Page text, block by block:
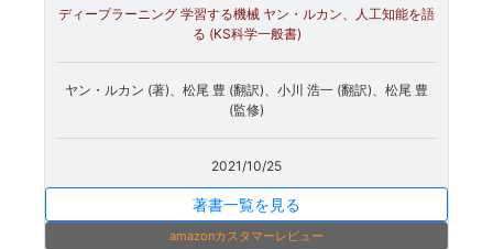
ディープラーニング 学習する機械 ヤン・ルカン、人工知能を語
る (KS科学一般書)
ヤン・ルカン (著)、松尾 豊 (翻訳)、小川 浩一 (翻訳)、松尾 豊
(監修)
2021/10/25
著書一覧を見る
amazonカスタマーレビュー